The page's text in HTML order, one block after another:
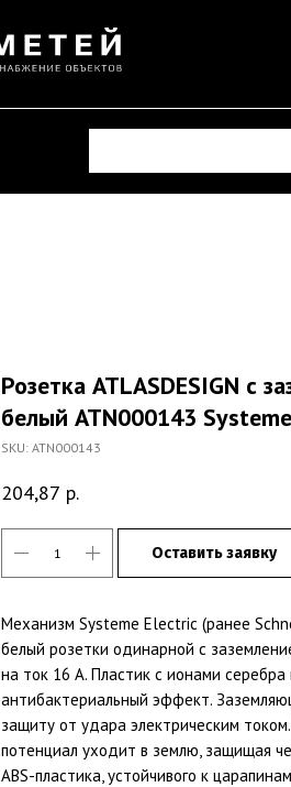
Розетка ATLASDESIGN с
белый ATN000143
SKU: ATN000143
204,87 р.
Оставить заявку
Механизм Systeme Electric (ранее
белый розетки одинарной с
на ток 16 А. Пластик с ионами
антибактериальный эффект.
защиту от удара электрическим
потенциал уходит в землю, защищая
ABS-пластика, устойчивого к